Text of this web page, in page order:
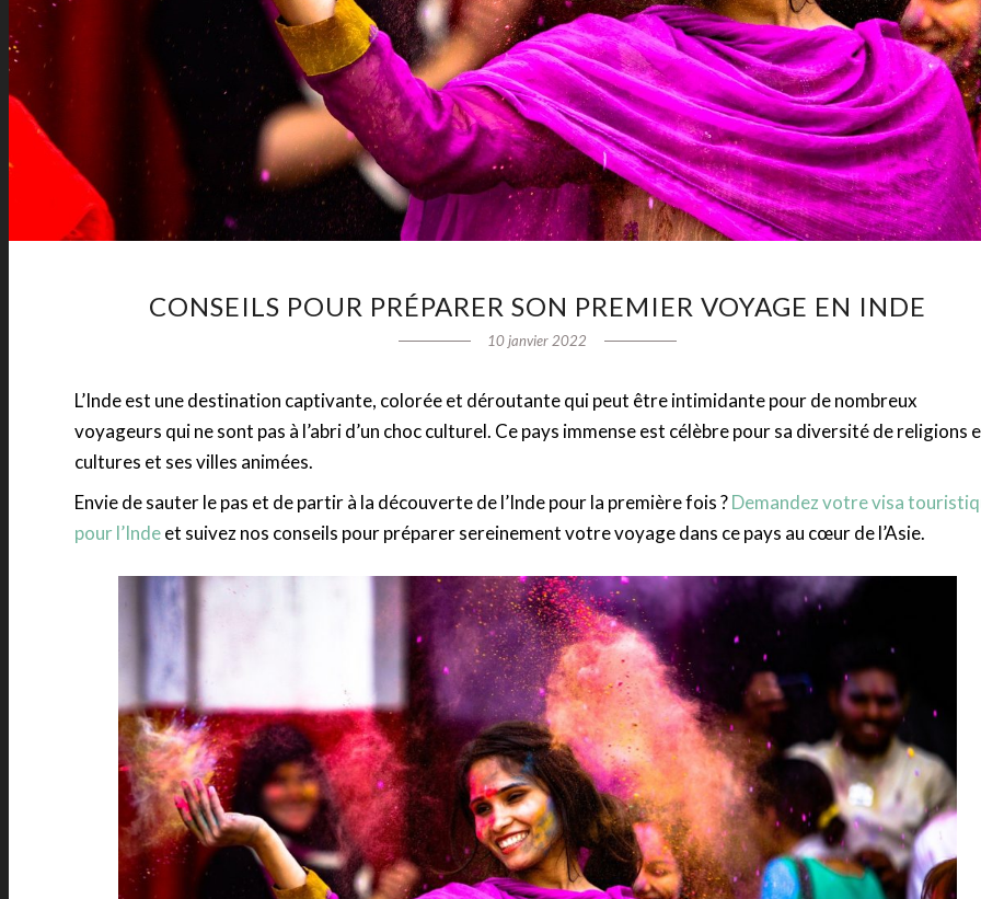
CONSEILS POUR PRÉPARER SON PREMIER VOYAGE EN INDE
10 janvier 2022
L’Inde est une destination captivante, colorée et déroutante qui peut être intimidante pour de nombreux
voyageurs qui ne sont pas à l’abri d’un choc culturel. Ce pays immense est célèbre pour sa diversité de religions
cultures et ses villes animées.
Envie de sauter le pas et de partir à la découverte de l’Inde pour la première fois ?Demandez votre visa
pour l’Indeet suivez nos conseils pour préparer sereinement votre voyage dans ce pays au cœur de l’Asie.